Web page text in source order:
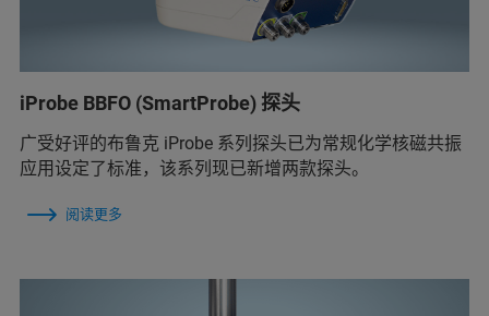
iProbe BBFO (SmartProbe) 探头
广受好评的布鲁克 iProbe 系列探头已为常规化学核磁共振
应用设定了标准，该系列现已新增两款探头。
阅读更多